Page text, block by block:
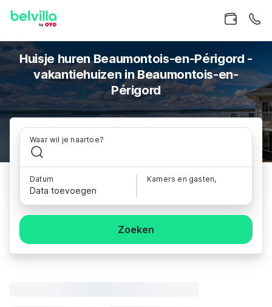
Huisje huren Beaumontois-en-Périgord -
vakantiehuizen in Beaumontois-en-
Périgord
Waar wil je naartoe?
Datum
Data toevoegen
Kamers en gasten,
Zoeken